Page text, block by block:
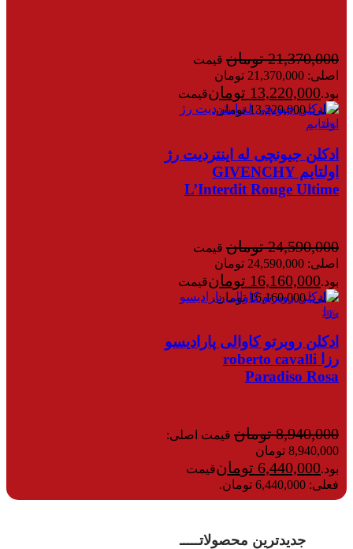
21,370,000 تومان قیمت
اصلی: 21,370,000 تومان
بود.13,220,000 تومانقیمت
فعلی: 13,220,000 تومان.
-34%
ادکلن جیونچی له اینتردیت رژ
اولتایم GIVENCHY
L’Interdit Rouge Ultime
24,590,000 تومان قیمت
اصلی: 24,590,000 تومان
بود.16,160,000 تومانقیمت
فعلی: 16,160,000 تومان.
-28%
ادکلن روبرتو کاوالی پارادیسو
رزا roberto cavalli
Paradiso Rosa
8,940,000 تومان قیمت اصلی:
8,940,000 تومان
بود.6,440,000 تومانقیمت
فعلی: 6,440,000 تومان.
جدیدترین محصولاتـــــ